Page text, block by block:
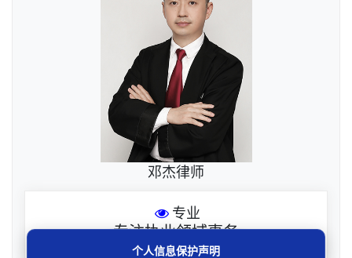
邓杰律师
专业
专注执业领域事务
个人信息保护声明